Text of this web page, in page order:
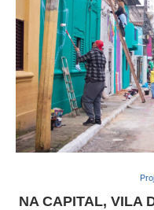
NA CAPITAL, VILA